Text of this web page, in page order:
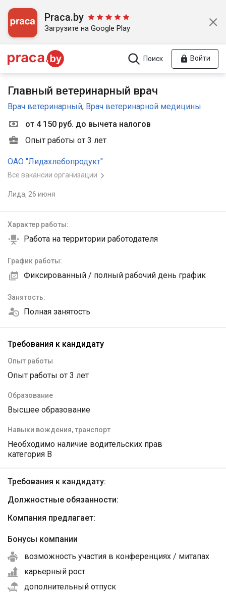
Praca.by
Загрузите на Google Play
Поиск Войти
Главный ветеринарный врач
Врач ветеринарный, Врач ветеринарной медицины
от 4 150 руб. до вычета налогов
Опыт работы от 3 лет
ОАО "Лидахлебопродукт"
Все вакансии организации
Лида, 26 июня
Характер работы:
Работа на территории работодателя
График работы:
Фиксированный / полный рабочий день график
Занятость:
Полная занятость
Требования к кандидату
Опыт работы
Опыт работы от 3 лет
Образование
Высшее образование
Навыки вождения, транспорт
Необходимо наличие водительских прав
категория B
Требования к кандидату:
Должностные обязанности:
Компания предлагает:
Бонусы компании
возможность участия в конференциях / митапах
карьерный рост
дополнительный отпуск